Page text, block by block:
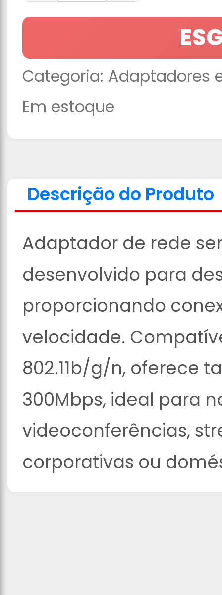
Categoria: Adaptadores
Em estoque
Descrição do Produto
Adaptador de rede
desenvolvido para
proporcionando
velocidade.
802.11b/g/n, oferece
300Mbps, ideal para
videoconferências,
corporativas ou